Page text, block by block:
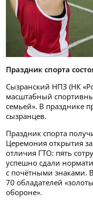
Праздник спорта
Сызранский НПЗ (НК
масштабный
семьей». В празднике
сызранцев.
Праздник спорта
Церемония открытия
отличия ГТО: пять
успешно сдали
с почётными знаками.
70 обладателей
обороне».